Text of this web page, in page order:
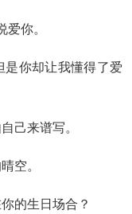
你。
是你却让我懂得了爱
己来谱写。
空。
的生日场合？